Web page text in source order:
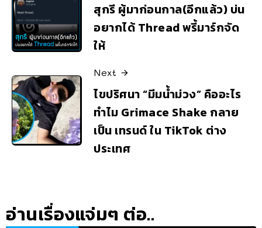
สุกรี ผู้มาก่อนกาล(อีกแล้ว) บ่น
อยากได้ Thread พรี้มาร์กจัด
ให้
Next
ไขปริศนา “มีมน้ำม่วง” คืออะไร
ทำไม Grimace Shake กลาย
เป็น เทรนด์ ใน TikTok ต่าง
ประเทศ
อ่านเรื่องแจ่มๆ ต่อ..